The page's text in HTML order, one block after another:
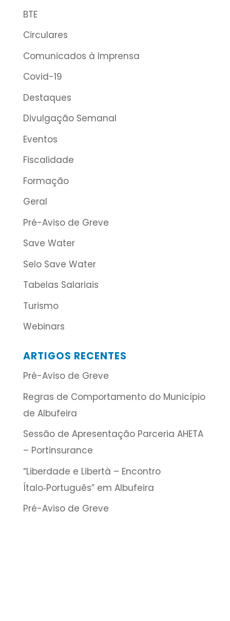
BTE
Circulares
Comunicados à Imprensa
Covid-19
Destaques
Divulgação Semanal
Eventos
Fiscalidade
Formação
Geral
Pré-Aviso de Greve
Save Water
Selo Save Water
Tabelas Salariais
Turismo
Webinars
ARTIGOS RECENTES
Pré-Aviso de Greve
Regras de Comportamento do Município
de Albufeira
Sessão de Apresentação Parceria AHETA
– Portinsurance
“Liberdade e Libertà – Encontro
Ítalo‑Português” em Albufeira
Pré-Aviso de Greve